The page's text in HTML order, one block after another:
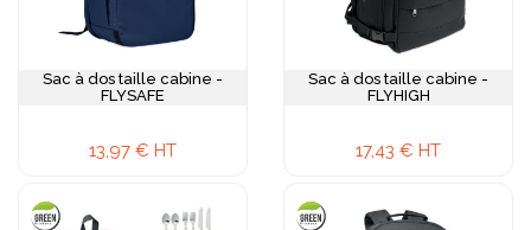
Sac à dos taille cabine -
FLYSAFE
13,97 € HT
Sac à dos taille cabine -
FLYHIGH
17,43 € HT